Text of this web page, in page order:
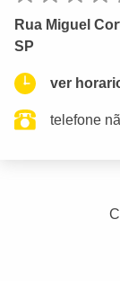
Rua Miguel
SP
ver
telefone